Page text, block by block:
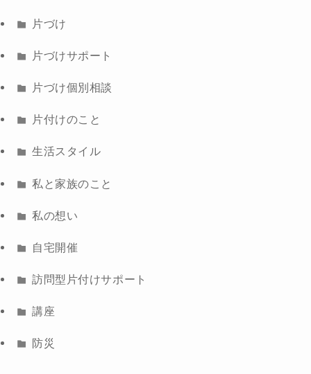
片づけ
片づけサポート
片づけ個別相談
片付けのこと
生活スタイル
私と家族のこと
私の想い
自宅開催
訪問型片付けサポート
講座
防災